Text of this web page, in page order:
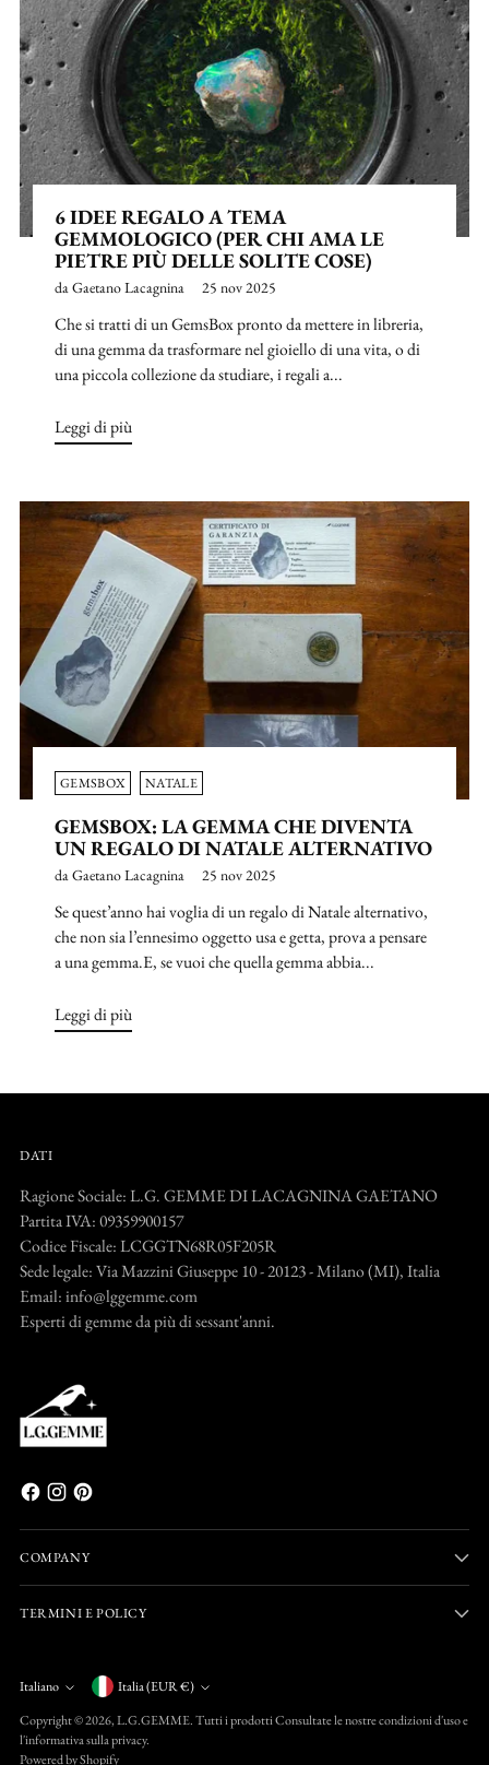
6 IDEE REGALO A TEMA
GEMMOLOGICO (PER CHI AMA LE
PIETRE PIÙ DELLE SOLITE COSE)
da Gaetano Lacagnina 25 nov 2025
Che si tratti di un GemsBox pronto da mettere in libreria,
di una gemma da trasformare nel gioiello di una vita, o di
una piccola collezione da studiare, i regali a...
Leggi di più
GEMSBOX NATALE
GEMSBOX: LA GEMMA CHE DIVENTA
UN REGALO DI NATALE ALTERNATIVO
da Gaetano Lacagnina 25 nov 2025
Se quest’anno hai voglia di un regalo di Natale alternativo,
che non sia l’ennesimo oggetto usa e getta, prova a pensare
a una gemma.E, se vuoi che quella gemma abbia...
Leggi di più
DATI
Ragione Sociale: L.G. GEMME DI LACAGNINA GAETANO
Partita IVA: 09359900157
Codice Fiscale: LCGGTN68R05F205R
Sede legale: Via Mazzini Giuseppe 10 - 20123 - Milano (MI), Italia
Email: info@lggemme.com
Esperti di gemme da più di sessant'anni.
COMPANY
TERMINI E POLICY
Lingua
Italiano Valuta
Italia (EUR €)
Copyright © 2026,L.G.GEMME. Tutti i prodotti Consultate le nostre condizioni d'uso e
l'informativa sulla privacy.
Powered by Shopify